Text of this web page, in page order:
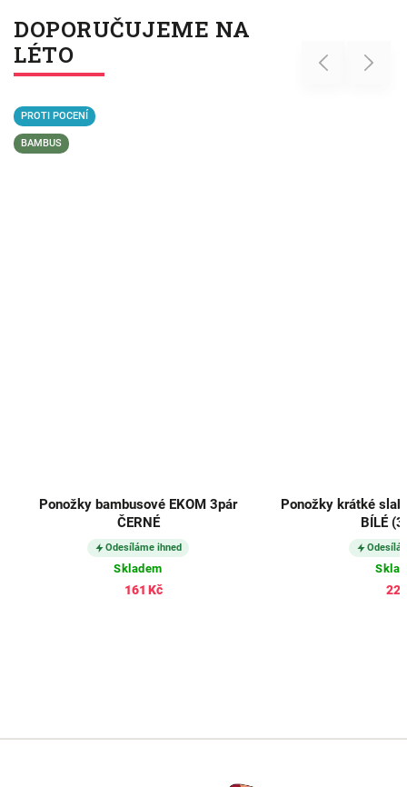
DOPORUČUJEME NA
LÉTO
Previous
PROTI POCENÍ
BAMBUS
Ponožky bambusové EKOM 3pár
ČERNÉ
Odesíláme ihned
Skladem
161 Kč
Ponožky krátké
BÍLÉ
Next